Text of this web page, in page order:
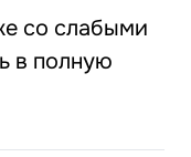
со слабыми
в полную